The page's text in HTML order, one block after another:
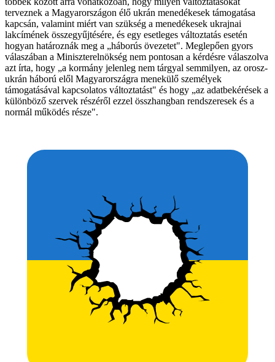
terveznek a Magyarországon élő ukrán menedékesek támogatása
kapcsán, valamint miért van szükség a menedékesek ukrajnai
lakcímének összegyűjtésére, és egy esetleges változtatás esetén
hogyan határoznák meg a „háborús övezetet". Meglepően gyors
válaszában a Miniszterelnökség nem pontosan a kérdésre válaszolva
azt írta, hogy „a kormány jelenleg nem tárgyal semmilyen, az orosz-
ukrán háború elől Magyarországra menekülő személyek
támogatásával kapcsolatos változtatást" és hogy „az adatbekérések a
különböző szervek részéről ezzel összhangban rendszeresek és a
normál működés része".